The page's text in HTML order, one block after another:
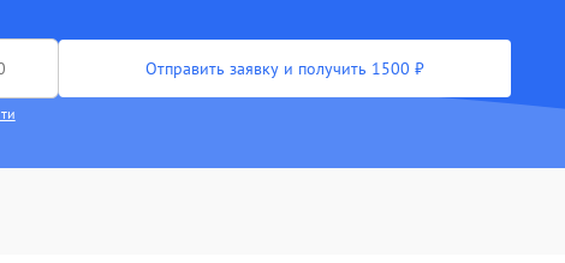
Отправить заявку и получить 1500 ₽